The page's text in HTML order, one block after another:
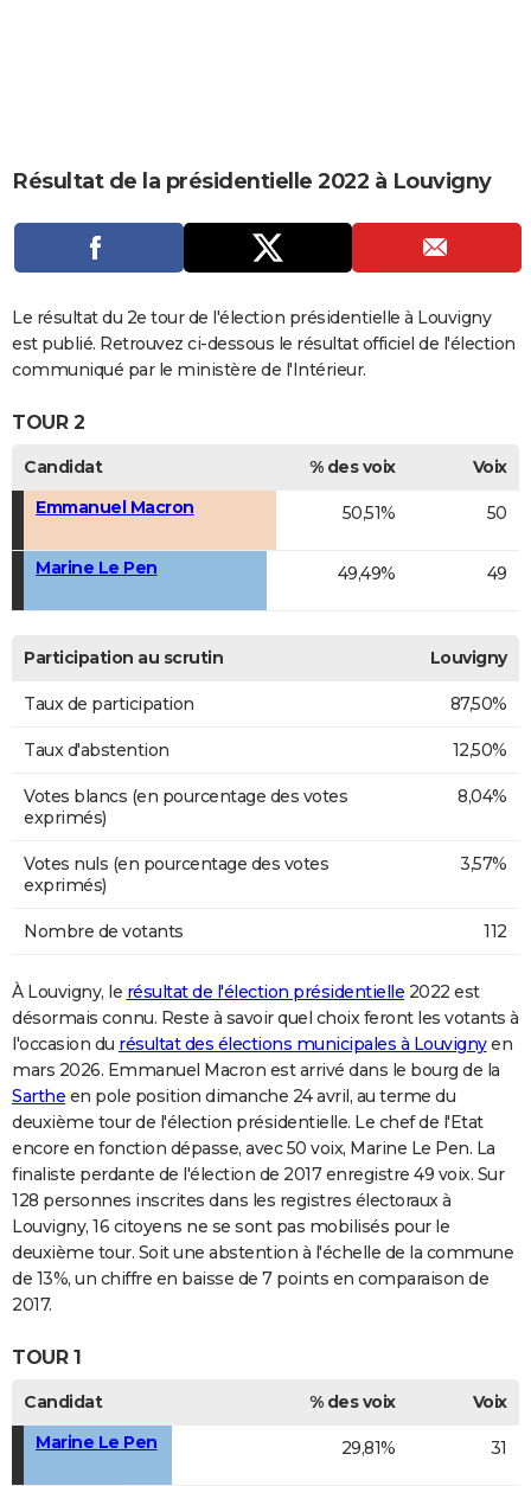
CARTE DE VOEUX
DICTIONNAIRE
Dictionnaire
Biographies
Expressions
Proverbes
PROGRAMME TV
COPAINS D'AVANT
S'inscrire
Se connecter
Lycées
Collèges
Primaires
Universités
Entreprises
Service militaire
Avis de recherche
AVIS DE DÉCÈS
FORUM
Bricolage
Culture
Television
Voyage
Résultat de la présidentielle 2022 à Louvigny
Le résultat du 2e tour de l'élection présidentielle à Louvigny
est publié. Retrouvez ci-dessous le résultat officiel de l'élection
communiqué par le ministère de l'Intérieur.
TOUR 2
Candidat % des voix
Voix
Emmanuel Macron
50,51% 50
Marine Le Pen 49,49% 49
Participation au scrutin Louvigny
Taux de participation 87,50%
Taux d'abstention 12,50%
Votes blancs (en pourcentage des votes
exprimés)
8,04%
Votes nuls (en pourcentage des votes
exprimés)
3,57%
Nombre de votants 112
À Louvigny, le résultat de l'élection présidentielle 2022 est
désormais connu. Reste à savoir quel choix feront les votants à
l'occasion du résultat des élections municipales à Louvignyen
mars 2026. Emmanuel Macron est arrivé dans le bourg de la
Sarthe en pole position dimanche 24 avril, au terme du
deuxième tour de l'élection présidentielle. Le chef de l'Etat
encore en fonction dépasse, avec 50 voix, Marine Le Pen. La
finaliste perdante de l'élection de 2017 enregistre 49 voix. Sur
128 personnes inscrites dans les registres électoraux à
Louvigny, 16 citoyens ne se sont pas mobilisés pour le
deuxième tour. Soit une abstention à l'échelle de la commune
de 13%, un chiffre en baisse de 7 points en comparaison de
2017.
TOUR 1
Candidat % des voix
Voix
Marine Le Pen
29,81% 31